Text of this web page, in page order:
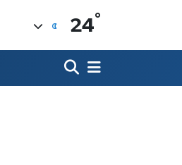
24°